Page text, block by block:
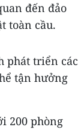
đến đảo
toàn cầu.
phát triển các
tận hưởng
200 phòng